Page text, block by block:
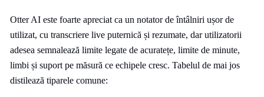
Otter AI este foarte apreciat ca un notator de întâlniri ușor de
utilizat, cu transcriere live puternică și rezumate, dar utilizatorii
adesea semnalează limite legate de acuratețe, limite de minute,
limbi și suport pe măsură ce echipele cresc. Tabelul de mai jos
distilează tiparele comune: